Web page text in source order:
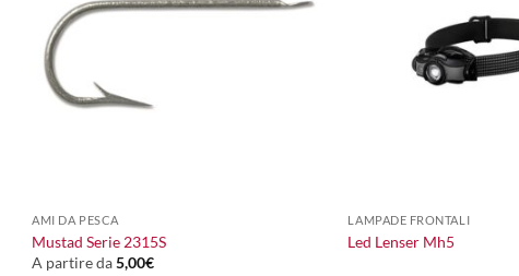
AMI DA PESCA
Mustad Serie 2315S
A partire da5,00€
LAMPADE FRONTALI
Led Lenser Mh5